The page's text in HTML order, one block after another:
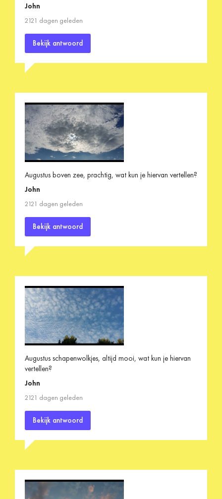
John
2121 dagen geleden
Bekijk antwoord
Augustus boven zee, prachtig, wat kun je hiervan vertellen?
John
2121 dagen geleden
Bekijk antwoord
Augustus schapenwolkjes, altijd mooi, wat kun je hiervan
vertellen?
John
2121 dagen geleden
Bekijk antwoord